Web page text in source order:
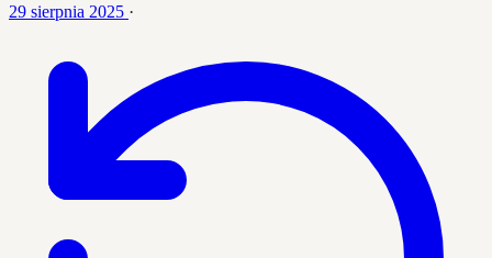
29 sierpnia 2025 ·